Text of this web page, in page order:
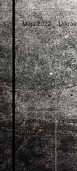
März 2022
Februar
2022